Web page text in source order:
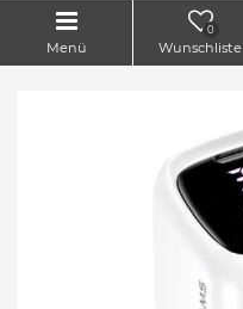
Menü
0
Wunschliste